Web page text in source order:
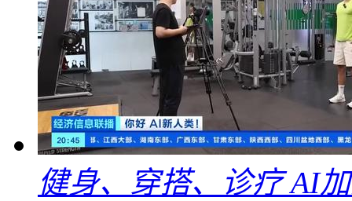
健身、穿搭、诊疗 AI